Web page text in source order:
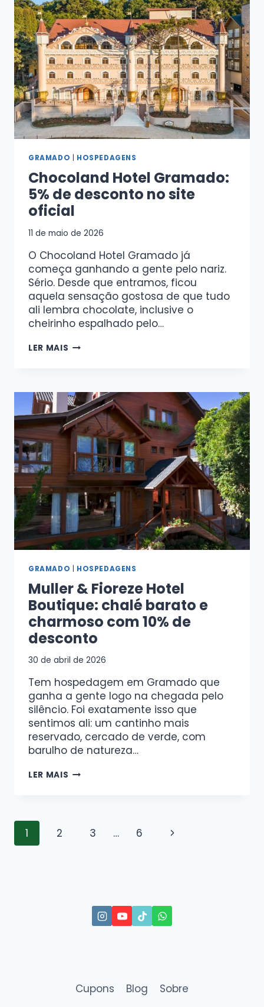
GRAMADO HOSPEDAGENS
Chocoland Hotel Gramado:
5% de desconto no site
oficial
11 de maio de 2026
O Chocoland Hotel Gramado já
começa ganhando a gente pelo nariz.
Sério. Desde que entramos, ficou
aquela sensação gostosa de que tudo
ali lembra chocolate, inclusive o
cheirinho espalhado pelo…
LER MAIS
GRAMADO HOSPEDAGENS
Muller & Fioreze Hotel
Boutique: chalé barato e
charmoso com 10% de
desconto
30 de abril de 2026
Tem hospedagem em Gramado que
ganha a gente logo na chegada pelo
silêncio. Foi exatamente isso que
sentimos ali: um cantinho mais
reservado, cercado de verde, com
barulho de natureza…
LER MAIS
1 2 3 … 6
Cupons Blog Sobre